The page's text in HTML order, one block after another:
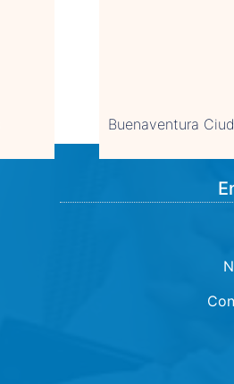
Buenaventura